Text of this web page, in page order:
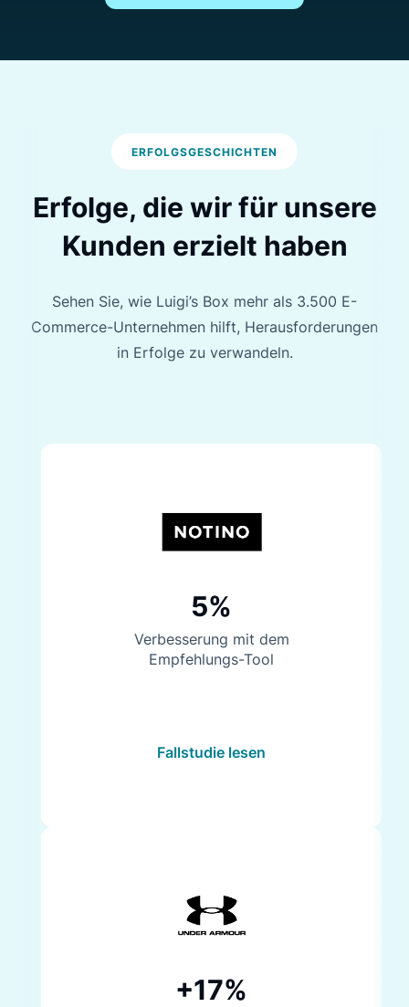
ERFOLGSGESCHICHTEN
Erfolge, die wir für unsere
Kunden erzielt haben
Sehen Sie, wie Luigi’s Box mehr als 3.500 E-
Commerce-Unternehmen hilft, Herausforderungen
in Erfolge zu verwandeln.
5%
Verbesserung mit dem
Empfehlungs-Tool
Fallstudie lesen
+17%